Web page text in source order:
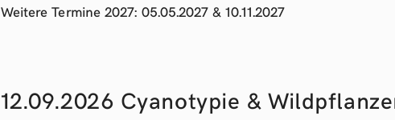
Weitere Termine 2027: 05.05.2027 & 10.11.2027
12.09.2026 Cyanotypie &